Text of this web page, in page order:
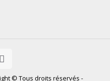
© Tous droits réservés -